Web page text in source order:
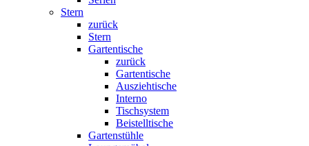
Stern
zurück
Stern
Gartentische
zurück
Gartentische
Ausziehtische
Interno
Tischsystem
Beistelltische
Gartenstühle